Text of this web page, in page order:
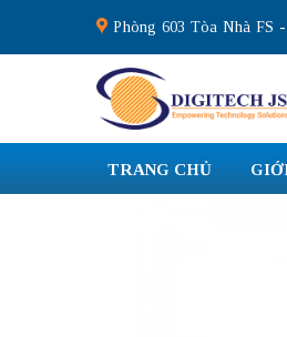
content
Phòng 603 Tòa Nhà FS
TRANG CHỦ